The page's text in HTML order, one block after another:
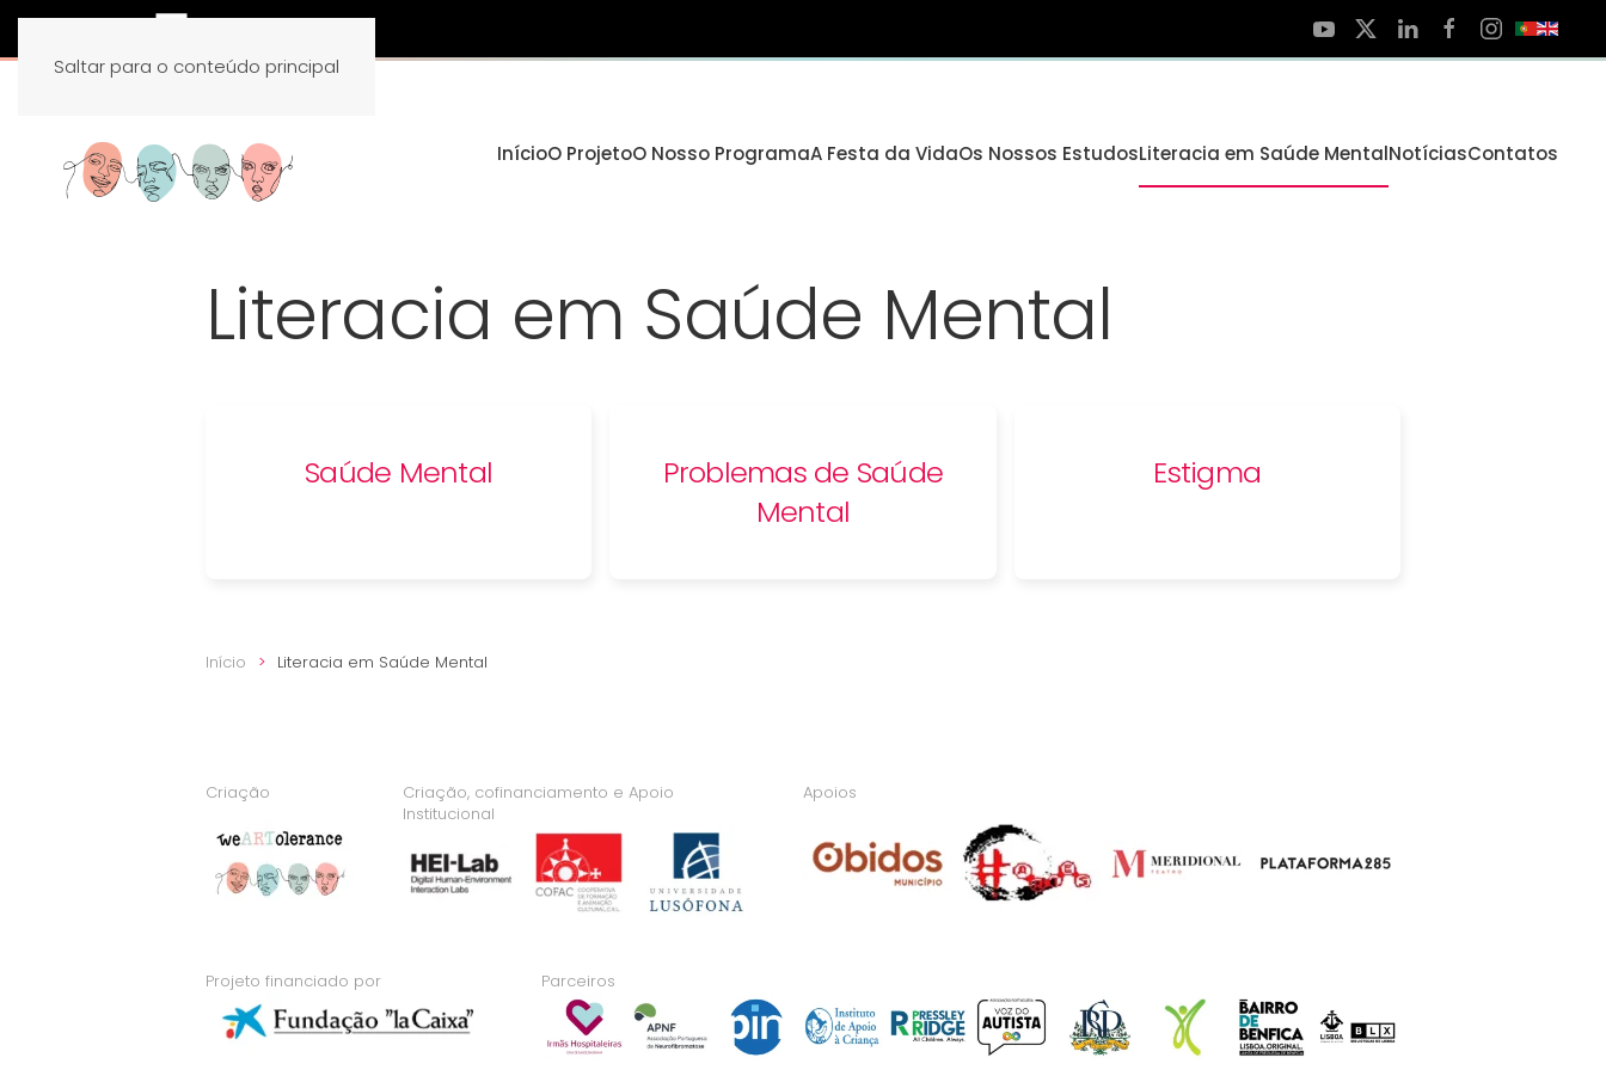
Saltar para o conteúdo principal
InícioO ProjetoO Nosso ProgramaA Festa da VidaOs Nossos EstudosLiteracia em Saúde MentalNotíciasContatos
Literacia em Saúde Mental
Saúde Mental
Problemas de Saúde
Mental
Estigma
Início Literacia em Saúde Mental
Criação
Criação, cofinanciamento e Apoio
Institucional
Apoios
Projeto financiado por Parceiros